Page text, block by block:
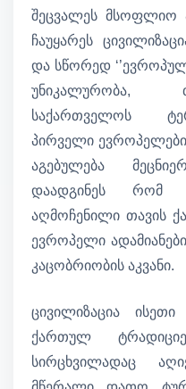
შეცვალეს მსოფლიო
ჩაუყარეს
და სწორედ
უნიკალურობა,
საქართველოს
პირველი
აგებულება
დაადგინეს რომ
აღმოჩენილი თავის
ევროპელი
კაცობრიობის აკვანი.
ცივილიზაცია
ქართულ
სირცხვილადაც